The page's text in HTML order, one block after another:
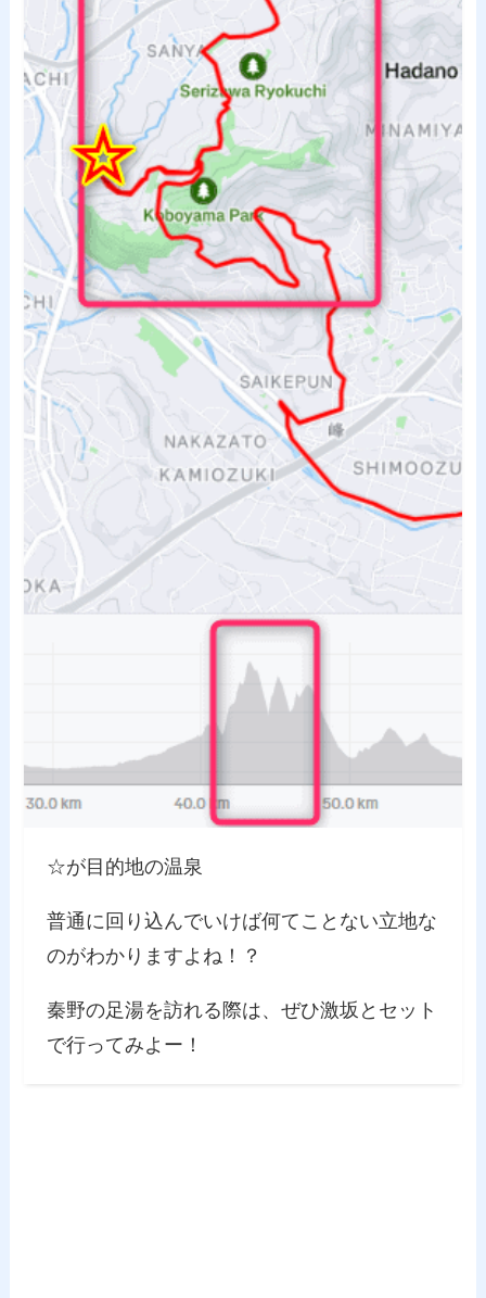
☆が目的地の温泉
普通に回り込んでいけば何てことない立地な
のがわかりますよね！？
秦野の足湯を訪れる際は、ぜひ激坂とセット
で行ってみよー！